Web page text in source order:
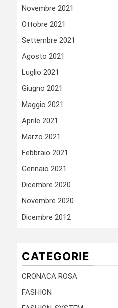
Novembre 2021
Ottobre 2021
Settembre 2021
Agosto 2021
Luglio 2021
Giugno 2021
Maggio 2021
Aprile 2021
Marzo 2021
Febbraio 2021
Gennaio 2021
Dicembre 2020
Novembre 2020
Dicembre 2012
CATEGORIE
CRONACA ROSA
FASHION